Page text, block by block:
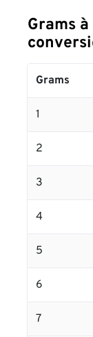
Grams
Grams
1
2
3
4
5
6
7